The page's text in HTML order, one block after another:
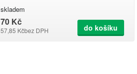
skladem
70 Kč
57,85 Kčbez DPH do košíku